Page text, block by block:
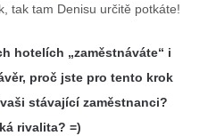
tak tam Denisu určitě potkáte!
hotelích „zaměstnáváte“ i
proč jste pro tento krok
stávající zaměstnanci?
rivalita? =)